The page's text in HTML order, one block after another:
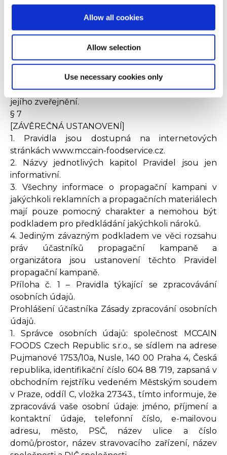
Allow all cookies
Allow selection
Use necessary cookies only
2. Organizátor se zavazuje, že v případě změn
Pravidel tyto změny nebudou mít vliv na již nabytá
práva účastníků a nezmění podmínky propagační
bude organizátor o této skutečnosti účastníky
informovat zveřejněním příslušné informace na
internetové stránce uvedené v § 7 odst. 1.
Upravená verze Pravidel je platná od okamžiku
jejího zveřejnění.
§ 7
[ZÁVĚREČNÁ USTANOVENÍ]
1. Pravidla jsou dostupná na internetových
stránkách www.mccain-foodservice.cz.
2. Názvy jednotlivých kapitol Pravidel jsou jen
informativní.
3. Všechny informace o propagační kampani v
jakýchkoli reklamních a propagačních materiálech
mají pouze pomocný charakter a nemohou být
podkladem pro předkládání jakýchkoli nároků.
4. Jediným závazným podkladem ve věci rozsahu
práv účastníků propagační kampaně a
organizátora jsou ustanovení těchto Pravidel
propagační kampaně.
Příloha č. 1 – Pravidla týkající se zpracovávání
osobních údajů.
Prohlášení účastníka Zásady zpracování osobních
údajů.
1. Správce osobních údajů: společnost MCCAIN
FOODS Czech Republic s.r.o., se sídlem na adrese
Pujmanové 1753/10a, Nusle, 140 00 Praha 4, Česká
republika, identifikační číslo 604 88 719, zapsaná v
obchodním rejstříku vedeném Městským soudem
v Praze, oddíl C, vložka 27343., tímto informuje, že
zpracovává vaše osobní údaje: jméno, příjmení a
kontaktní údaje, telefonní číslo, e-mailovou
adresu, město, PSČ, název ulice a číslo
domů/prostor, název stravovacího zařízení, název